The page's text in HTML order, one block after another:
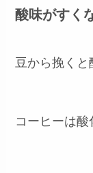
酸味がすく
豆から挽くと
コーヒーは酸